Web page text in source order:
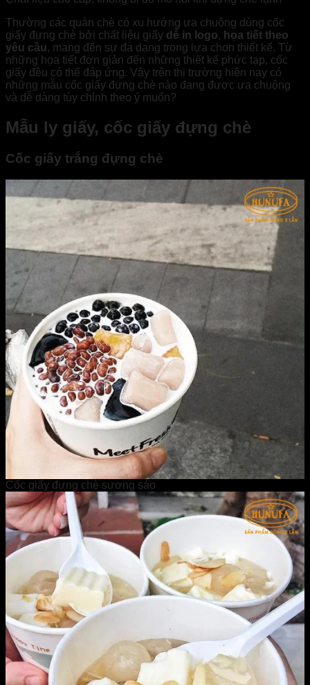
Thường các quán chè có xu hướng ưa chuộng dùng cốc
giấy đựng chè bởi chất liệu giấy dễ in logo, họa tiết theo
yêu cầu, mang đến sự đa dạng trong lựa chọn thiết kế. Từ
những họa tiết đơn giản đến những thiết kế phức tạp, cốc
giấy đều có thể đáp ứng. Vậy trên thị trường hiện nay có
những mẫu cốc giấy đựng chè nào đang được ưa chuộng
và dễ dàng tùy chỉnh theo ý muốn?
Mẫu ly giấy, cốc giấy đựng chè
Cốc giấy trắng đựng chè
Cốc giấy đựng chè sương sáo